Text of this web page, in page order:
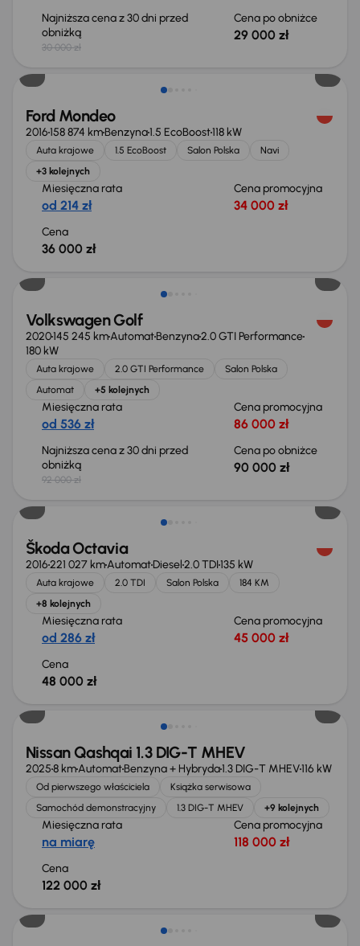
Najniższa cena z 30 dni przed
obniżką
30 000 zł
Cena po obniżce
29 000 zł
Ford Mondeo
2016158 874 kmBenzyna1.5 EcoBoost118 kW
Auta krajowe 1.5 EcoBoost Salon Polska
Navi
+3 kolejnych
Miesięczna rata
od 214 zł
Cena promocyjna
34 000 zł
Cena
36 000 zł
Taniej o 2 000 zł
Volkswagen Golf
2020145 245 kmAutomatBenzyna2.0 GTI Performance
180 kW
Auta krajowe 2.0 GTI Performance
Salon Polska
Automat
+5 kolejnych
Miesięczna rata
od 536 zł
Cena promocyjna
86 000 zł
Najniższa cena z 30 dni przed
obniżką
92 000 zł
Cena po obniżce
90 000 zł
Škoda Octavia
2016221 027 kmAutomatDiesel2.0 TDI135 kW
Auta krajowe 2.0 TDI Salon Polska
184 KM
+8 kolejnych
Miesięczna rata
od 286 zł
Cena promocyjna
45 000 zł
Cena
48 000 zł
Od nowego taniej o 36 775 zł
Nissan Qashqai 1.3 DIG-T MHEV
20258 kmAutomatBenzyna + Hybryda1.3 DIG-T MHEV116 kW
Od pierwszego właściciela
Książka serwisowa
Samochód demonstracyjny
1.3 DIG-T MHEV +9 kolejnych
Miesięczna rata
na miarę
Cena promocyjna
118 000 zł
Cena
122 000 zł